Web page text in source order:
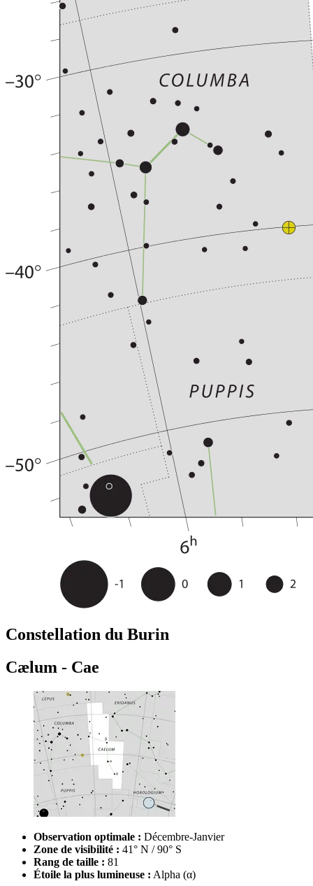
Constellation du Burin
Cælum - Cae
Observation optimale : Décembre-Janvier
Zone de visibilité : 41° N / 90° S
Rang de taille : 81
Étoile la plus lumineuse : Alpha (α)